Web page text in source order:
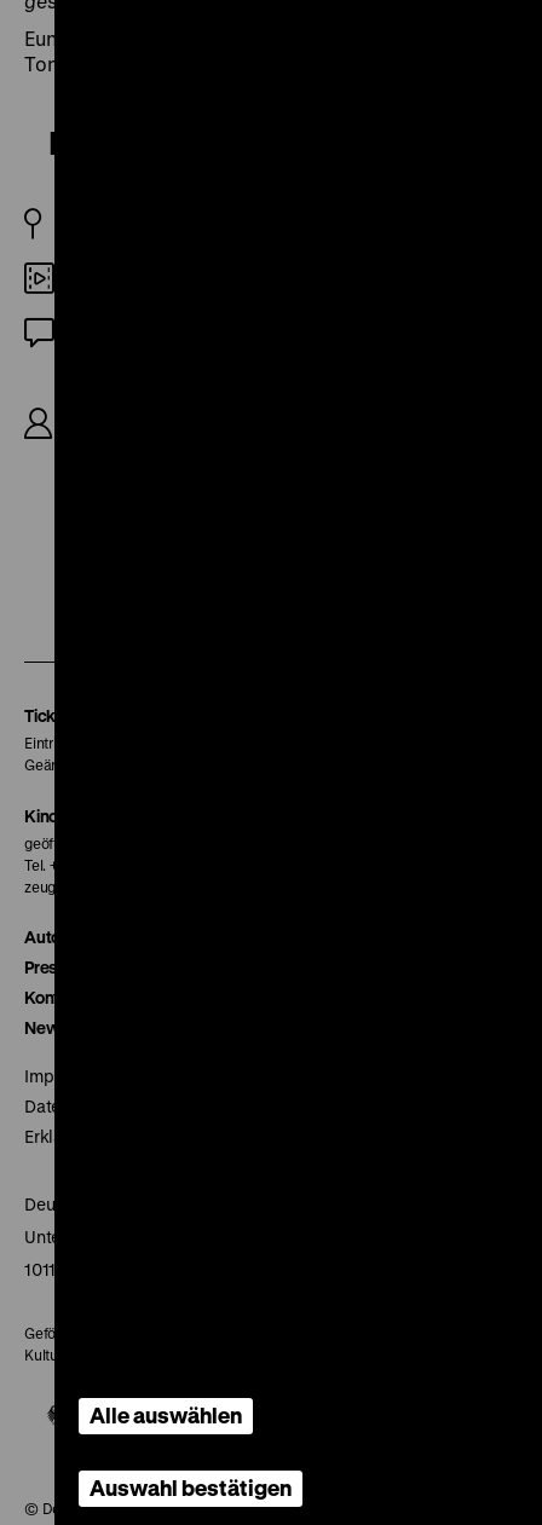
Eunice Martins ist Pianistin und komponiert Musik für
Ton- und Stummfilm.
Der Favorit der Königin
Tickets
Eintritt 5 €
Geänderte Preise sind im Programm vermerkt.
Kinokasse
geöffnet 30 Minuten vor Beginn der ersten Vorstellung
Tel. + 49 30 20304-770
zeughauskino@dhm.de
Autor*innen
Presse
Kontakt
Newsletter
Impressum
Datenschutz
Erklärung digitale Barrierefreiheit
Deutsches Historisches Museum
Unter den Linden 2
10117 Berlin
Gefördert mit Mitteln des Beauftragten der Bundesregierung für
Kultur und Medien
© Deutsches Historisches Museum, 2026
Alle auswählen
Auswahl bestätigen